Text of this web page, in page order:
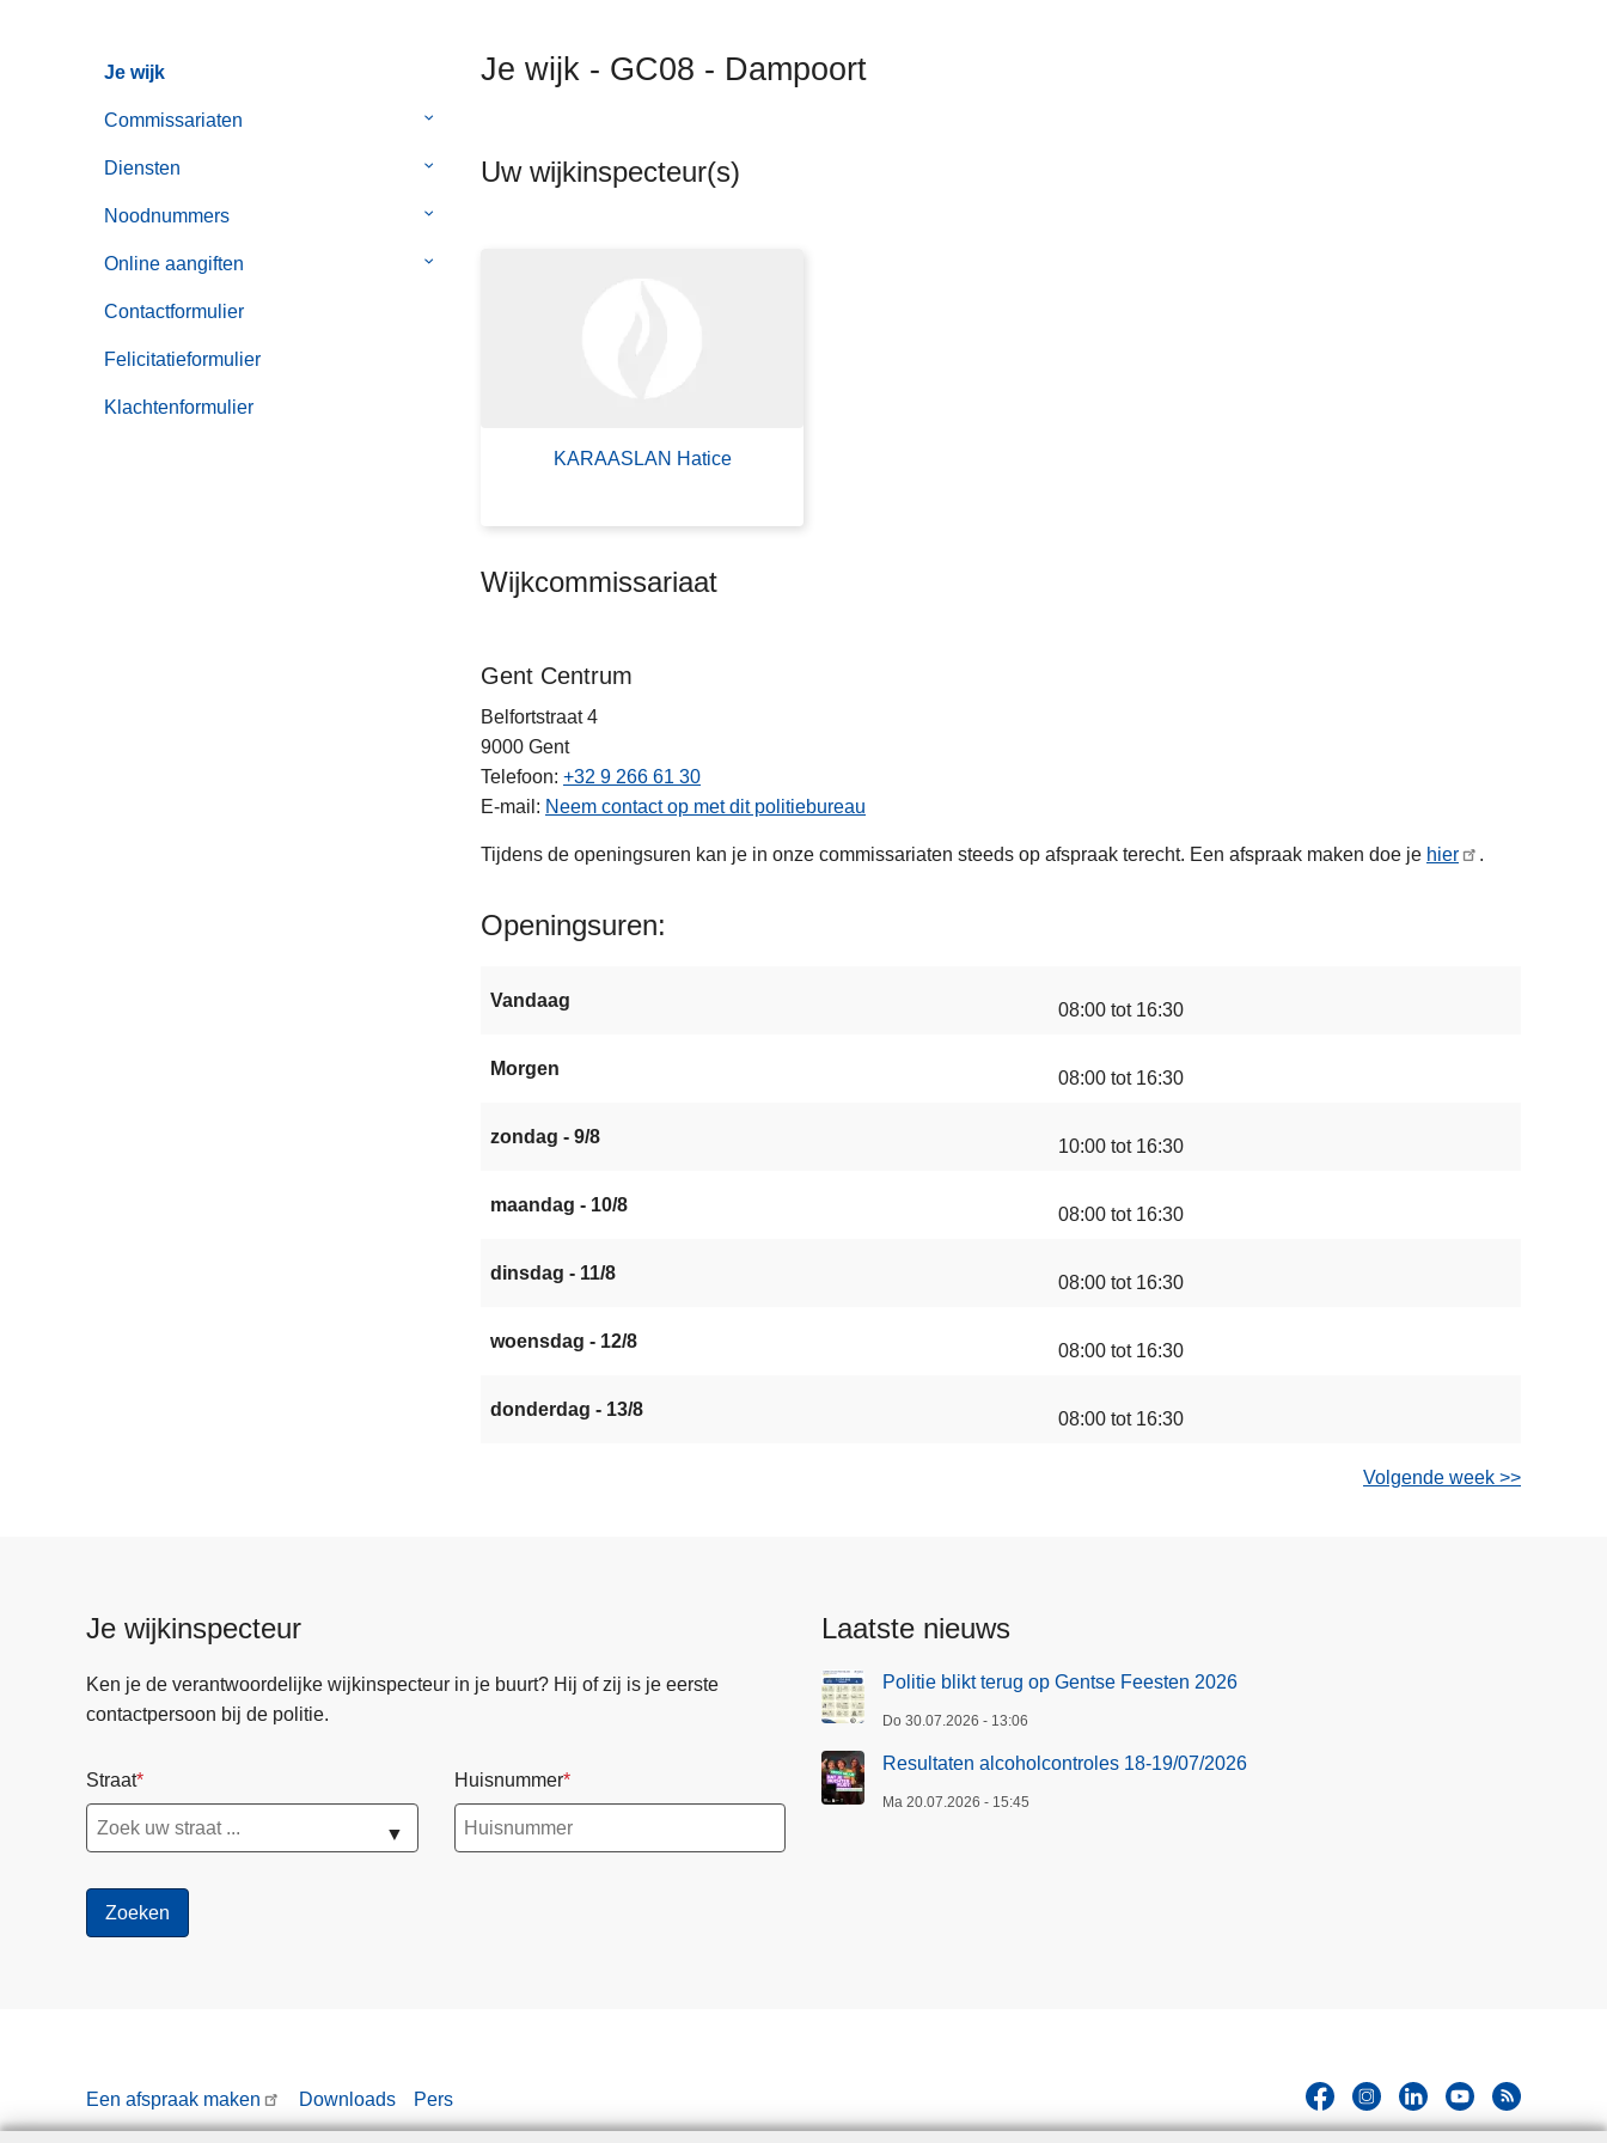
Je wijk
Commissariaten
Submenu
Commissariaten
Diensten
Submenu
Noodnummers
Submenu
Online aangiften
Submenu
Contactformulier
Felicitatieformulier
Klachtenformulier
Je wijk - GC08 - Dampoort
Uw wijkinspecteur(s)
KARAASLAN Hatice
Wijkcommissariaat
Gent Centrum
Belfortstraat 4
9000 Gent
Telefoon +32 9 266 61 30
E-mail
Neem contact op met dit politiebureau
Tijdens de openingsuren kan je in onze commissariaten steeds op afspraak terecht. Een afspraak maken doe je hier .
Openingsuren
Vandaag 08:00 tot 16:30
Morgen 08:00 tot 16:30
zondag - 9/8 10:00 tot 16:30
maandag - 10/8 08:00 tot 16:30
dinsdag - 11/8 08:00 tot 16:30
woensdag - 12/8 08:00 tot 16:30
donderdag - 13/8 08:00 tot 16:30
Volgende week >>
Je wijkinspecteur
Ken je de verantwoordelijke wijkinspecteur in je buurt? Hij of zij is je eerste
contactpersoon bij de politie.
Straat
▼
Huisnummer
Laatste nieuws
Politie blikt terug op Gentse Feesten 2026
Do 30.07.2026 - 13:06
Resultaten alcoholcontroles 18-19/07/2026
Ma 20.07.2026 - 15:45
Een afspraak maken Downloads Pers